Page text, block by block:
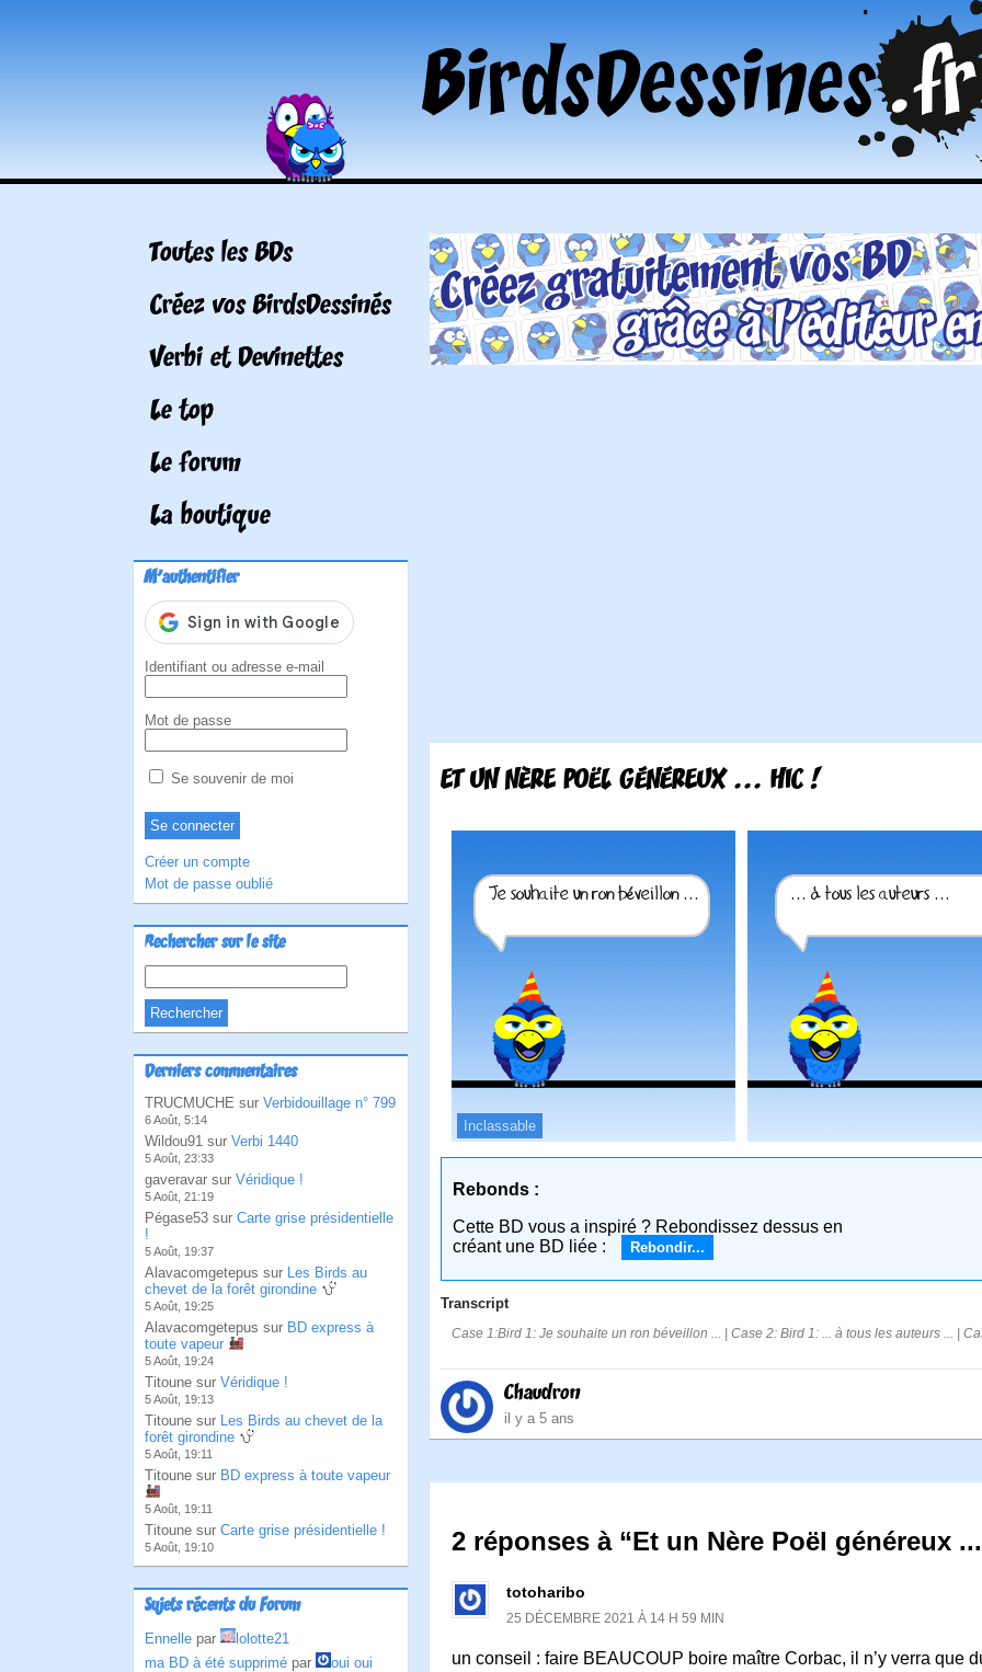
Toutes les BDs
Créez vos BirdsDessinés
Verbi et Devinettes
Le top
Le forum
La boutique
M'authentifier
Identifiant ou adresse e-mail
Mot de passe
Se souvenir de moi
Créer un compte
Mot de passe oublié
Rechercher sur le site
Derniers commentaires
TRUCMUCHE sur Verbidouillage n° 799
6 Août, 5:14
Wildou91 sur Verbi 1440
5 Août, 23:33
gaveravar sur Véridique !
5 Août, 21:19
Pégase53 sur Carte grise présidentielle
!
5 Août, 19:37
Alavacomgetepus sur Les Birds au
chevet de la forêt girondine
5 Août, 19:25
Alavacomgetepus sur BD express à
toute vapeur
5 Août, 19:24
Titoune sur Véridique !
5 Août, 19:13
Titoune sur Les Birds au chevet de la
forêt girondine
5 Août, 19:11
Titoune sur BD express à toute vapeur
5 Août, 19:11
Titoune sur Carte grise présidentielle !
5 Août, 19:10
Sujets récents du Forum
Ennelle par
lolotte21
ma BD à été supprimé par
oui oui
ET UN NÈRE POËL GÉNÉREUX ... HIC !
Inclassable
Rebonds :
Cette BD vous a inspiré ? Rebondissez dessus en
créant une BD liée :
Rebondir...
Transcript
Case 1:Bird 1: Je souhaite un ron béveillon ... | Case 2: Bird 1: ... à tous les auteurs ... |
Chaudron
il y a 5 ans
2 réponses à “Et un Nère Poël généreux
totoharibo
25 DÉCEMBRE 2021 À 14 H 59 MIN
un conseil : faire BEAUCOUP boire maître Corbac, il n’y verra que